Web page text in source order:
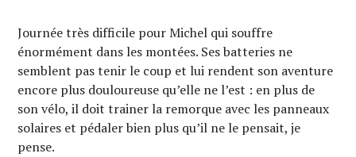
Journée très difficile pour Michel qui souffre
énormément dans les montées. Ses batteries ne
semblent pas tenir le coup et lui rendent son aventure
encore plus douloureuse qu’elle ne l’est : en plus de
son vélo, il doit trainer la remorque avec les panneaux
solaires et pédaler bien plus qu’il ne le pensait, je
pense.